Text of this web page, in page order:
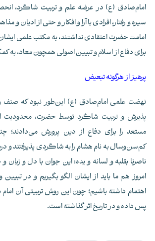
امام‌صادق (ع) در عرضه علم و تربیت شاگرد،
سیره و رفتار، افرادی با آرا و افکار و حتی از ادیان و
امامت حضرت اعتقادی نداشتند، به مکتب علمی
برای دفاع از اسلام و تبیین اصولی همچون معاد، به
پرهیز از هرگونه تبعیض
نهضت علمی امام‌صادق (ع) این‌طور نبود که
پذیرش و تربیت شاگرد توسط حضرت، محدودیت
مستعد را برای دفاع از دین پرورش می‌دادند؛
کم‌سن‌وسال به نام هشام را به شاگردی پذیرفتند و
ناصرنا بقلبه و لسانه و یده: این جوان با دل و
امروز هم ما باید از ایشان الگو بگیریم و در
اهتمام داشته باشیم؛ چون این روش تربیتی آن امام
پس داده و در تاریخ اثر گذاشته است.